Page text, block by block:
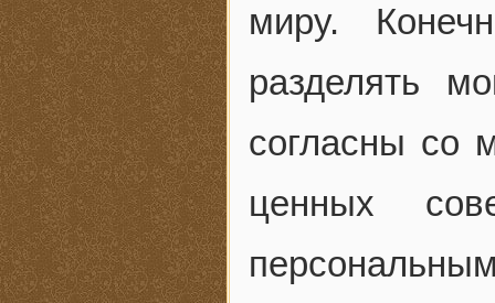
миру.
разделять
согласны со
ценных